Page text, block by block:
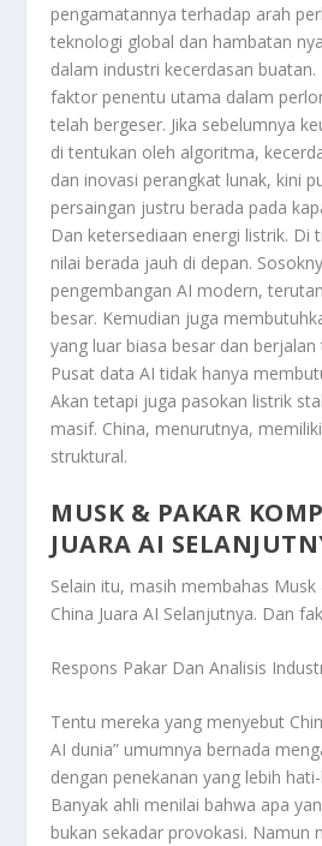
pengamatannya terhadap arah
teknologi global dan hambatan
dalam industri kecerdasan
faktor penentu utama dalam
telah bergeser. Jika sebelumnya
di tentukan oleh algoritma,
dan inovasi perangkat lunak, kini
persaingan justru berada pada
Dan ketersediaan energi listrik. Di
nilai berada jauh di depan.
pengembangan AI modern,
besar. Kemudian juga
yang luar biasa besar dan
Pusat data AI tidak hanya
Akan tetapi juga pasokan listrik
masif. China, menurutnya,
struktural.
MUSK & PAKAR
JUARA AI
Selain itu, masih membahas Musk
China Juara AI Selanjutnya. Dan
Respons Pakar Dan Analisis
Tentu mereka yang menyebut
AI dunia” umumnya bernada
dengan penekanan yang lebih
Banyak ahli menilai bahwa apa
bukan sekadar provokasi. Namun